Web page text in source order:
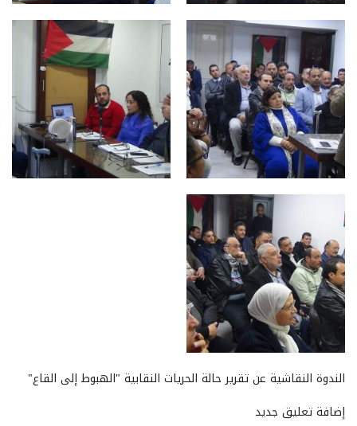
الندوة النقاشية عن تقرير حالة الحريات النقابية "الهبوط إلى القاع"
إضافة تعليق جديد